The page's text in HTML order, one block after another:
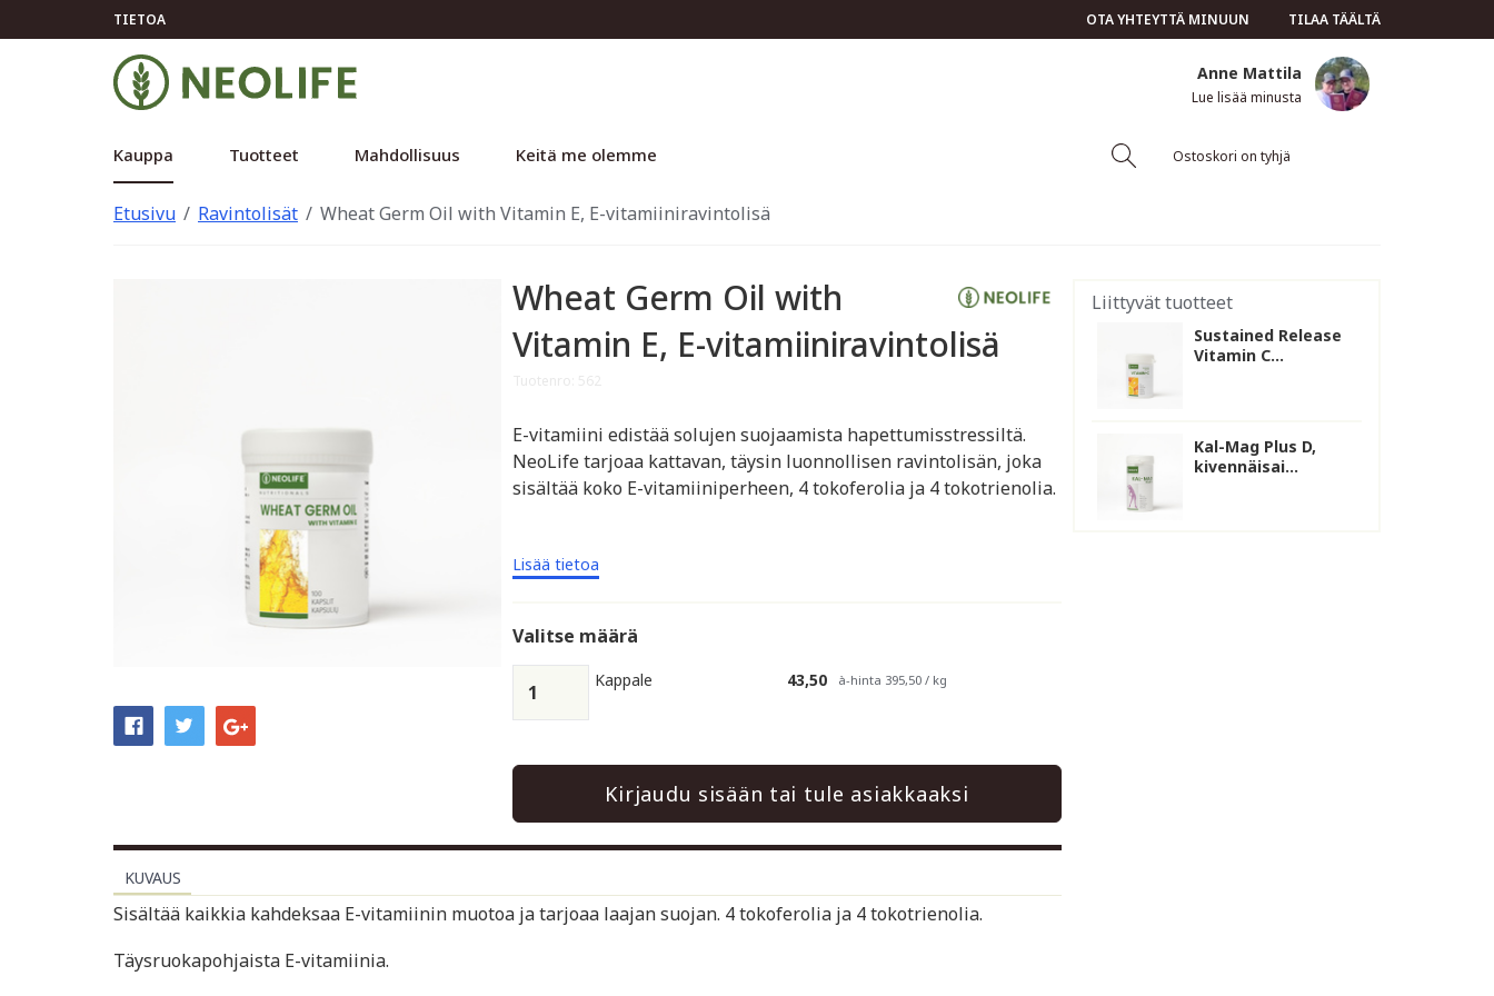
TILAA TÄÄLTÄ
OTA YHTEYTTÄ MINUUN
TIETOA
Anne Mattila
Lue lisää minusta
Ostoskori on tyhjä
Kauppa Tuotteet Mahdollisuus Keitä me olemme
Etusivu Ravintolisät Wheat Germ Oil with Vitamin E, E-vitamiiniravintolisä
Wheat Germ Oil with
Vitamin E, E-vitamiiniravintolisä
E-vitamiini edistää solujen suojaamista hapettumisstressiltä.
NeoLife tarjoaa kattavan, täysin luonnollisen ravintolisän, joka
sisältää koko E-vitamiiniperheen, 4 tokoferolia ja 4 tokotrienolia.
Lisää tietoa
Valitse määrä
Kappale 43,50 à-hinta 395,50 / kg
Kirjaudu sisään tai tule asiakkaaksi
KUVAUS
Sisältää kaikkia kahdeksaa E-vitamiinin muotoa ja tarjoaa laajan suojan. 4 tokoferolia ja 4 tokotrienolia.
Täysruokapohjaista E-vitamiinia.
Liittyvät tuotteet
Sustained Release
Vitamin C...
Kal-Mag Plus D,
kivennäisai...